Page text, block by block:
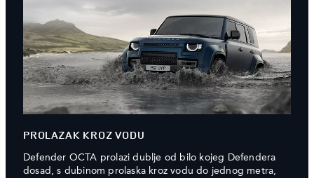
PROLAZAK KROZ VODU
Defender OCTA prolazi dublje od bilo kojeg Defendera
dosad, s dubinom prolaska kroz vodu do jednog metra,